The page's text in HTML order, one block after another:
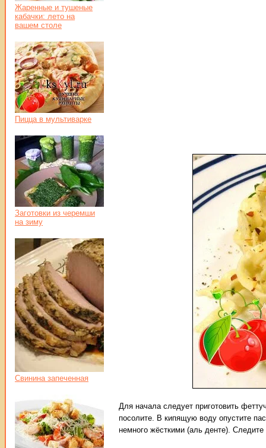
Для начала следует приготовить
посолите. В кипящую воду опустите
немного жёсткими (аль денте).
Жаренные и тушеные
кабачки: лето на
вашем столе
Пицца в мультиварке
Заготовки из черемши
на зиму
Свинина запеченная